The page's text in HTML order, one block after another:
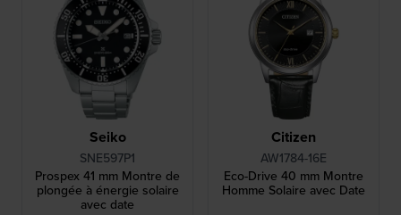
Seiko
SNE597P1
Prospex 41 mm Montre de
plongée à énergie solaire
avec date
Citizen
AW1784-16E
Eco-Drive 40 mm Montre
Homme Solaire avec Date